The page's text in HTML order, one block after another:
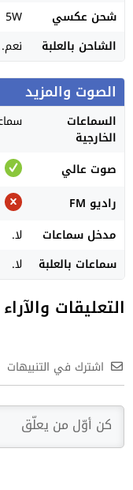
شحن عكسي
5W
الشاحن بالعلبة
نعم.
الصوت والمزيد
السماعات
الخارجية
صوت عالي
راديو FM
مدخل سماعات
لا.
سماعات بالعلبة
لا.
التعليقات والآراء
اشترك في التنبيهات